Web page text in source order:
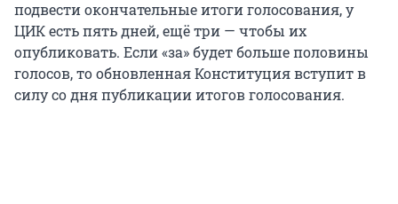
подвести окончательные итоги голосования, у
ЦИК есть пять дней, ещё три — чтобы их
опубликовать. Если «за» будет больше половины
голосов, то обновленная Конституция вступит в
силу со дня публикации итогов голосования.